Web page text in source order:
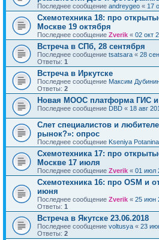
Последнее сообщение andreygeo « 17
Cхемотехника 18: про
Москве 19 октября
Последнее сообщение Zverik « 02 окт
Встреча в СПб, 28 сентября
Последнее сообщение tsatsara « 28
Ответы: 1
Встреча в Иркутске
Последнее сообщение Максим
Ответы: 2
Новая MOOC платформа ГИС
Последнее сообщение DBD « 18 авг
Слет специалистов и
рынок?»: опрос
Последнее сообщение Kseniya Potanina
Cхемотехника 17: про
Москве 17 июля
Последнее сообщение Zverik « 01 июл
Cхемотехника 16: про OSM и
июня
Последнее сообщение Zverik « 25 июн
Ответы: 1
Встреча в Якутске 23.06.2018
Последнее сообщение voltusya « 23
Ответы: 2